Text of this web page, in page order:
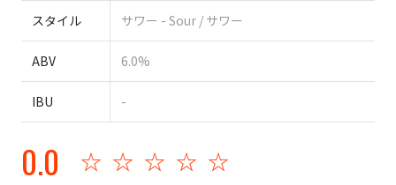
スタイル サワー - Sour / サワー
ABV 6.0%
IBU -
0.0 ☆☆☆☆☆